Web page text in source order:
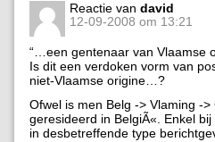
Reactie van david
12-09-2008 om 13:21
“…een gentenaar van Vlaamse
Is dit een verdoken vorm van
niet-Vlaamse origine…?
Ofwel is men Belg -> Vlaming -
geresideerd in BelgiÃ«. Enkel
in desbetreffende type